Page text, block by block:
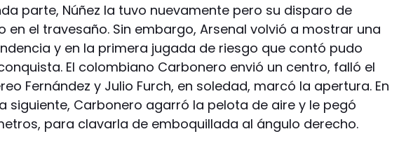
parte, Núñez la tuvo nuevamente pero su disparo de
en el travesaño. Sin embargo, Arsenal volvió a mostrar una
y en la primera jugada de riesgo que contó pudo
El colombiano Carbonero envió un centro, falló el
Fernández y Julio Furch, en soledad, marcó la apertura. En
siguiente, Carbonero agarró la pelota de aire y le pegó
para clavarla de emboquillada al ángulo derecho.